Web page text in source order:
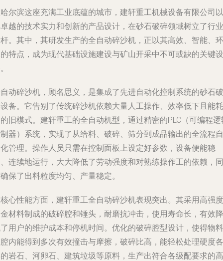
尔滨这座充满工业底蕴的城市，建轩重工机械设备有限公司以
越的技术实力和创新的产品设计，在砂石破碎领域树立了行业
。其中，其研发生产的全自动碎沙机，正以其高效、智能、环
特点，成为现代基础设施建设与矿山开采中不可或缺的关键设
动碎沙机，顾名思义，是集成了先进自动化控制系统的砂石破
备。它告别了传统碎沙机依赖大量人工操作、效率低下且能耗
旧模式。建轩重工的全自动机型，通过精密的PLC（可编程逻
器）系统，实现了从给料、破碎、筛分到成品输出的全流程自
管理。操作人员只需在控制面板上设定好参数，设备便能稳
连续地运行，大大降低了劳动强度和对熟练操作工的依赖，同
保了出料粒度均匀、产量稳定。
心性能方面，建轩重工全自动碎沙机表现突出。其采用高强度
材料制成的破碎腔和锤头，耐磨抗冲击，使用寿命长，有效降
用户的维护成本和停机时间。优化的破碎腔型设计，使得物料
内能得到多次有效撞击与摩擦，破碎比高，能轻松处理硬度各
岩石、河卵石、建筑垃圾等原料，生产出符合各级配要求的高